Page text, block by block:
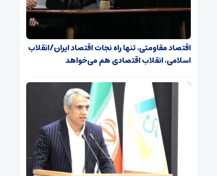
اقتصاد مقاومتی، تنها راه نجات اقتصاد ایران/انقلاب
اسلامی، انقلاب اقتصادی هم می‌خواهد